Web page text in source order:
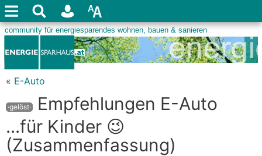
« E-Auto
·gelöst·
Empfehlungen E-Auto
...für Kinder 😉
(Zusammenfassung)